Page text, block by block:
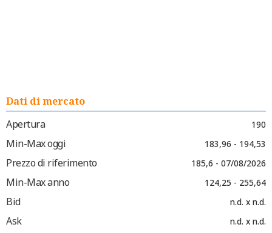
Dati di mercato
Apertura
190
Min-Max oggi 183,96 - 194,53
Prezzo di riferimento 185,6 - 07/08/2026
Min-Max anno 124,25 - 255,64
Bid n.d. x n.d.
Ask n.d. x n.d.